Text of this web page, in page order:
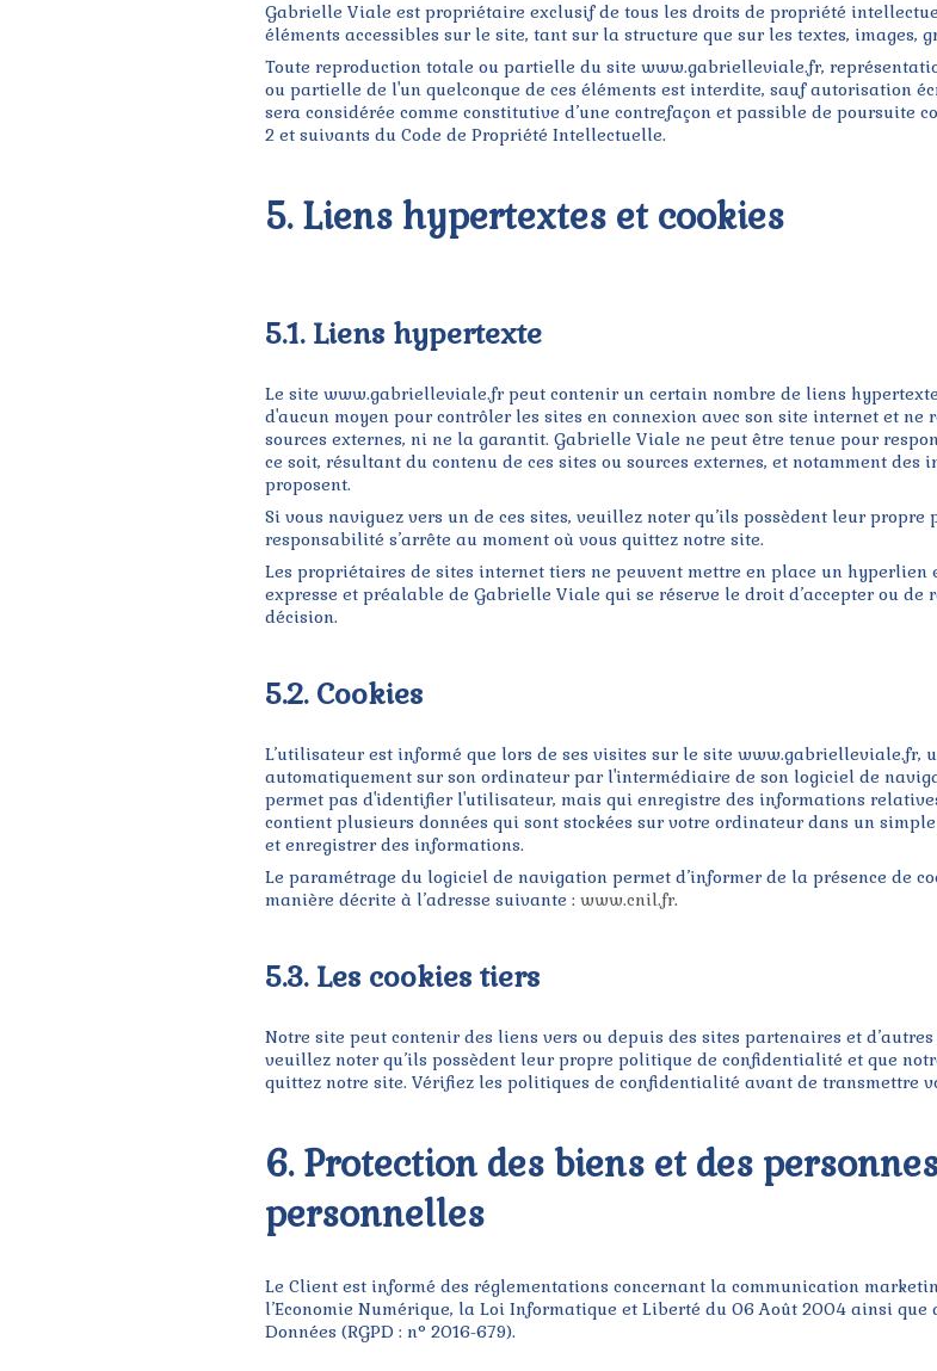
Gabrielle Viale est propriétaire exclusif de tous les droits de propriété
éléments accessibles sur le site, tant sur la structure que sur les textes, images,
Toute reproduction totale ou partielle du site www.gabrielleviale.fr,
ou partielle de l'un quelconque de ces éléments est interdite, sauf autorisation
sera considérée comme constitutive d’une contrefaçon et passible de poursuite
2 et suivants du Code de Propriété Intellectuelle.
5. Liens hypertextes et cookies
5.1. Liens hypertexte
Le site www.gabrielleviale.fr peut contenir un certain nombre de liens
d'aucun moyen pour contrôler les sites en connexion avec son site internet et
sources externes, ni ne la garantit. Gabrielle Viale ne peut être tenue pour
ce soit, résultant du contenu de ces sites ou sources externes, et notamment des
proposent.
Si vous naviguez vers un de ces sites, veuillez noter qu’ils possèdent leur
responsabilité s’arrête au moment où vous quittez notre site.
Les propriétaires de sites internet tiers ne peuvent mettre en place un
expresse et préalable de Gabrielle Viale qui se réserve le droit d’accepter ou
décision.
5.2. Cookies
L’utilisateur est informé que lors de ses visites sur le site www.gabrielleviale.fr,
automatiquement sur son ordinateur par l'intermédiaire de son logiciel de
permet pas d'identifier l'utilisateur, mais qui enregistre des informations
contient plusieurs données qui sont stockées sur votre ordinateur dans un
et enregistrer des informations.
Le paramétrage du logiciel de navigation permet d’informer de la présence de
manière décrite à l’adresse suivante : www.cnil.fr.
5.3. Les cookies tiers
Notre site peut contenir des liens vers ou depuis des sites partenaires et
veuillez noter qu’ils possèdent leur propre politique de confidentialité et que
quittez notre site. Vérifiez les politiques de confidentialité avant de transmettre
6. Protection des biens et des
personnelles
Le Client est informé des réglementations concernant la communication
l’Economie Numérique, la Loi Informatique et Liberté du 06 Août 2004 ainsi que
Données (RGPD : n° 2016-679).